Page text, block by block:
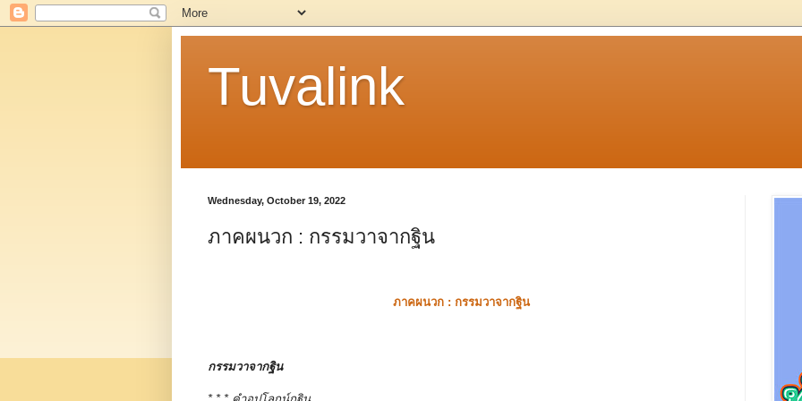
Tuvalink
Wednesday, October 19, 2022
ภาคผนวก : กรรมวาจากฐิน
ภาคผนวก : กรรมวาจากฐิน
กรรมวาจากฐิน